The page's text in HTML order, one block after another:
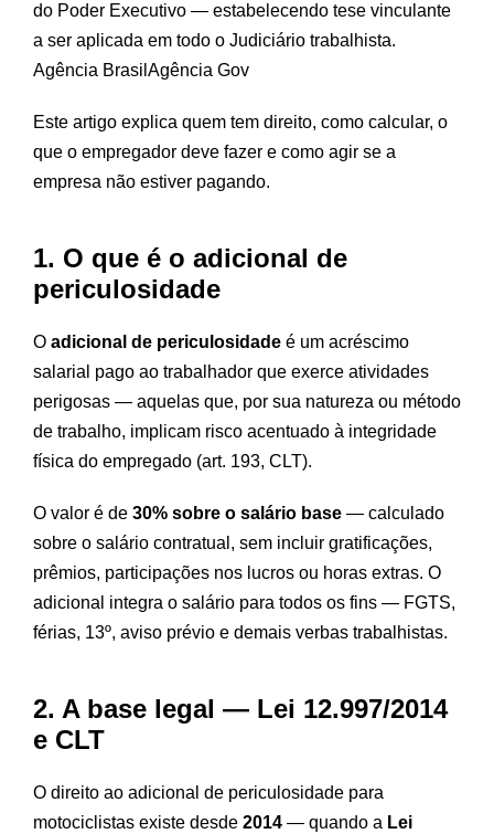
do Poder Executivo — estabelecendo tese vinculante
a ser aplicada em todo o Judiciário trabalhista.
Agência Brasil Agência Gov
Este artigo explica quem tem direito, como calcular, o
que o empregador deve fazer e como agir se a
empresa não estiver pagando.
1. O que é o adicional de
periculosidade
O adicional de periculosidade é um acréscimo
salarial pago ao trabalhador que exerce atividades
perigosas — aquelas que, por sua natureza ou método
de trabalho, implicam risco acentuado à integridade
física do empregado (art. 193, CLT).
O valor é de 30% sobre o salário base — calculado
sobre o salário contratual, sem incluir gratificações,
prêmios, participações nos lucros ou horas extras. O
adicional integra o salário para todos os fins — FGTS,
férias, 13º, aviso prévio e demais verbas trabalhistas.
2. A base legal — Lei 12.997/2014
e CLT
O direito ao adicional de periculosidade para
motociclistas existe desde 2014 — quando a Lei